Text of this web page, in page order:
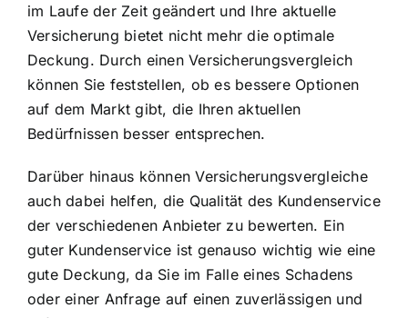
im Laufe der Zeit geändert und Ihre aktuelle
Versicherung bietet nicht mehr die optimale
Deckung. Durch einen Versicherungsvergleich
können Sie feststellen, ob es bessere Optionen
auf dem Markt gibt, die Ihren aktuellen
Bedürfnissen besser entsprechen.
Darüber hinaus können Versicherungsvergleiche
auch dabei helfen, die Qualität des Kundenservice
der verschiedenen Anbieter zu bewerten. Ein
guter Kundenservice ist genauso wichtig wie eine
gute Deckung, da Sie im Falle eines Schadens
oder einer Anfrage auf einen zuverlässigen und